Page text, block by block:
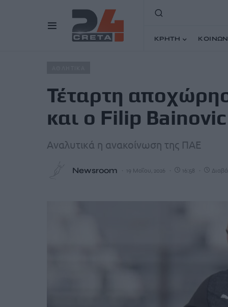
ΚΡΗΤΗ
Άρθρα Τέταρτη αποχώρηση από τον ΟΦΗ: Τέλος
Τέταρτη
και ο Filip Bainovic
Αναλυτικά η ανακοίνωση της ΠΑΕ
Newsroom 19 Μαΐου, 2026 16:58